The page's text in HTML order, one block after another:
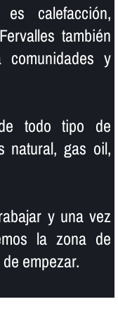
calefacción,
también
comunidades y
todo tipo de
natural, gas oil,
y una vez
la zona de
empezar.